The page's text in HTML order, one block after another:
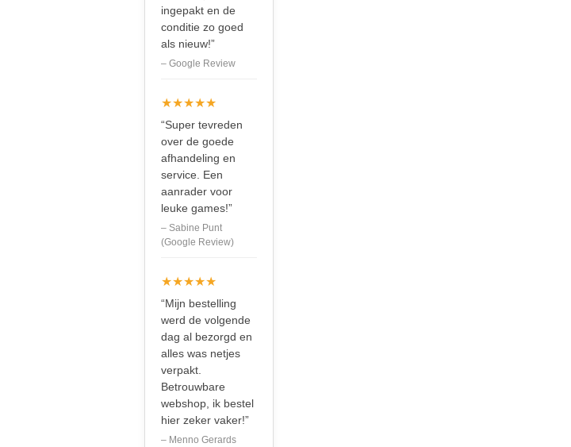
ingepakt en de
conditie zo goed
als nieuw!”
– Google Review
★★★★★
“Super tevreden
over de goede
afhandeling en
service. Een
aanrader voor
leuke games!”
– Sabine Punt
(Google Review)
★★★★★
“Mijn bestelling
werd de volgende
dag al bezorgd en
alles was netjes
verpakt.
Betrouwbare
webshop, ik bestel
hier zeker vaker!”
– Menno Gerards